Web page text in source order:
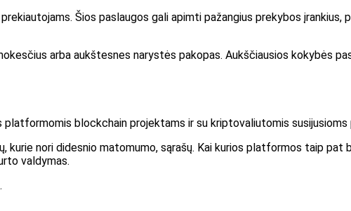
Šios paslaugos gali apimti pažangius prekybos įrankius,
arba aukštesnes narystės pakopas. Aukščiausios kokybės
blockchain projektams ir su kriptovaliutomis susijusioms
nori didesnio matomumo, sąrašų. Kai kurios platformos taip pat
valdymas.